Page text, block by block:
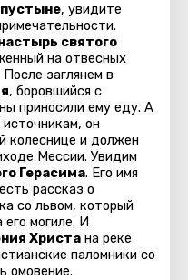
, увидите
святого
на отвесных
заглянем в
, боровшийся с
приносили ему еду. А
он
колеснице и должен
Мессии. Увидим
Герасима. Его имя
рассказ о
со львом, который
его могиле. И
Христа на реке
паломники со
омовение.